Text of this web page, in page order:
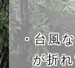
・台風
が折